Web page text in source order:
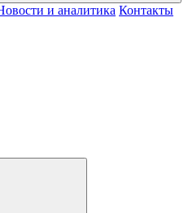
и аналитика Контакты